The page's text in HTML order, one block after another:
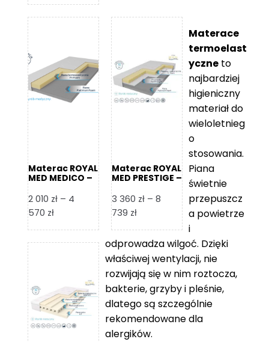
od
do
8
865 zł
Materac ROYAL
MED MEDICO –
2 010 zł – 4
570 złZakres
od
4
570 zł
Materac ROYAL
MED PRESTIGE –
3 360 zł – 8
739 złZakres
od
3
360 zł
do
8
739 zł
Materace
termoelast
yczne to
najbardziej
higieniczny
materiał do
wieloletnieg
o
stosowania.
Piana
świetnie
przepuszcz
a powietrze
i
odprowadza wilgoć. Dzięki
właściwej wentylacji, nie
rozwijają się w nim roztocza,
bakterie, grzyby i pleśnie,
dlatego są szczególnie
rekomendowane dla
alergików.